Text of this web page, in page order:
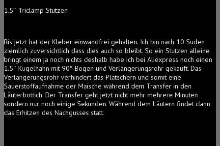
1.5″ Triclamp Stutzen
Bis jetzt hat der Kleber einwandfrei gehalten. Ich bin nach 10 Suden
ziemlich zuversichtlich dass dies auch so bleibt. So ein Stutzen alleine
bringt einem ja noch nichts deshalb habe ich bei Aliexpress noch einen
1.5″ Kugelhahn mit 90° Bogen und Verlängerungsrohr gekauft. Das
Verlängerungsrohr verhindert das Plätschern und somit eine
Sauerstoffaufnahme der Maische während dem Transfer in den
Läuterbottich. Der Transfer geht jetzt nicht mehr mehrere Minuten
sondern nur noch einige Sekunden. Während dem Läutern findet dann
das Erhitzen des Nachgusses statt.